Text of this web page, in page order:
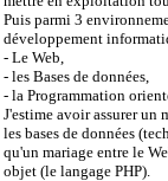
Puis parmi 3
développement
- Le Web,
- les Bases de données,
- la Programmation
J'estime avoir assurer un
les bases de données
qu'un mariage entre le
objet (le langage PHP).